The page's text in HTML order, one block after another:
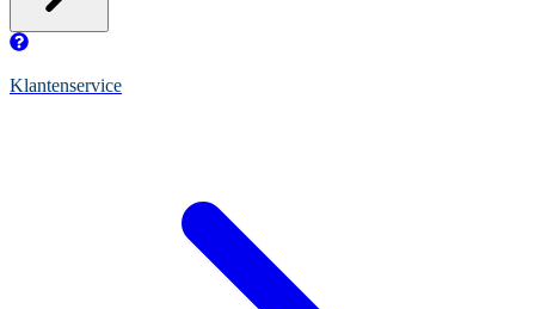
Klantenservice